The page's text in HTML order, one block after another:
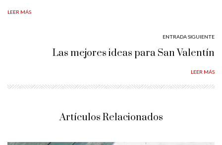
LEER MÁS
ENTRADA SIGUIENTE
Las mejores ideas para San Valentín
LEER MÁS
Artículos Relacionados